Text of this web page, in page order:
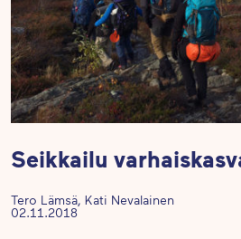
Seikkailu
Tero Lämsä, Kati Nevalainen
02.11.2018